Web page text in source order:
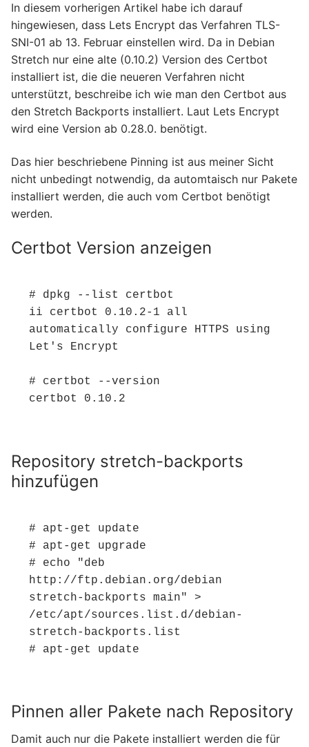
In diesem vorherigen Artikel habe ich darauf
hingewiesen, dass Lets Encrypt das Verfahren TLS-
SNI-01 ab 13. Februar einstellen wird. Da in Debian
Stretch nur eine alte (0.10.2) Version des Certbot
installiert ist, die die neueren Verfahren nicht
unterstützt, beschreibe ich wie man den Certbot aus
den Stretch Backports installiert. Laut Lets Encrypt
wird eine Version ab 0.28.0. benötigt.
Das hier beschriebene Pinning ist aus meiner Sicht
nicht unbedingt notwendig, da automtaisch nur Pakete
installiert werden, die auch vom Certbot benötigt
werden.
Certbot Version anzeigen
# dpkg --list certbot
ii certbot 0.10.2-1 all
automatically configure HTTPS using
Let's Encrypt
# certbot --version
certbot 0.10.2
Repository stretch-backports
hinzufügen
# apt-get update
# apt-get upgrade
# echo "deb
http://ftp.debian.org/debian
stretch-backports main" >
/etc/apt/sources.list.d/debian-
stretch-backports.list
# apt-get update
Pinnen aller Pakete nach Repository
Damit auch nur die Pakete installiert werden die für